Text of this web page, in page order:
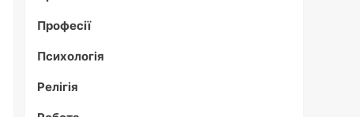
Професії
Психологія
Релігія